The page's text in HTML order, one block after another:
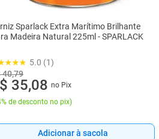
Sparlack Extra Marítimo Brilhante
Madeira Natural 225ml - SPARLACK
5.0 (1)
40,79
35,08 no Pix
de desconto no pix)
Adicionar à sacola